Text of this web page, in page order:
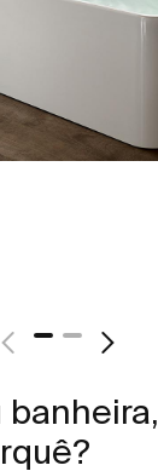
banheira,